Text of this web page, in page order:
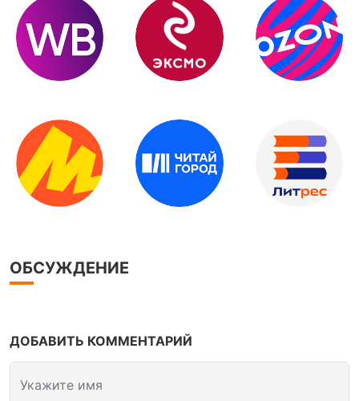
ОБСУЖДЕНИЕ
ДОБАВИТЬ КОММЕНТАРИЙ
Укажите имя